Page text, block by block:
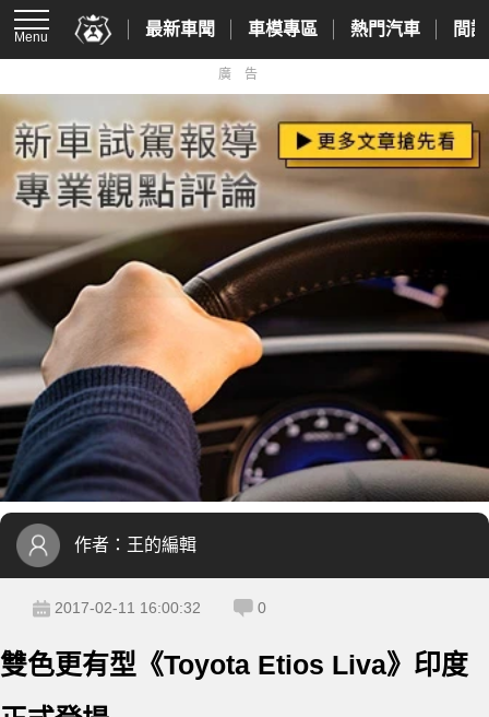
Menu 最新車聞 車模專區 熱門汽車 間
廣告
作者： 王的編輯
2017-02-11 16:00:32 0
雙色更有型《Toyota Etios Liva》印度